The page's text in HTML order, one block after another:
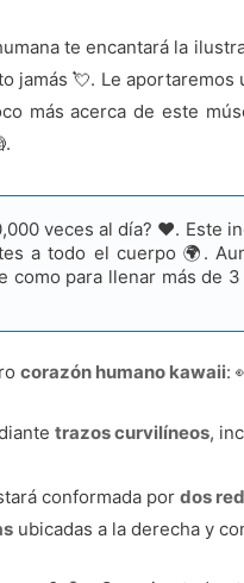
te encantará la
jamás 💘. Le aportaremos
más acerca de este
veces al día? ❤️. Este
a todo el cuerpo 🌍.
para llenar más de
corazón humano kawaii:
trazos curvilíneos,
conformada pordos
ubicadas a la derecha y